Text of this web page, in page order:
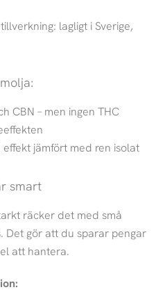
lagligt i Sverige,
CBN – men ingen THC
jämfört med ren isolat
smart
räcker det med små
Det gör att du sparar pengar
att hantera.